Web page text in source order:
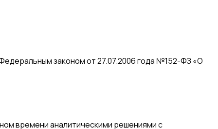
законом от 27.07.2006 года №152-ФЗ «О
времени аналитическими решениями с